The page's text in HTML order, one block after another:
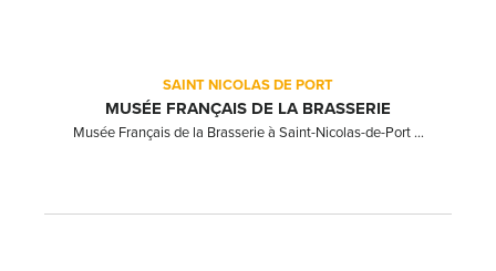
SAINT NICOLAS DE PORT
MUSÉE FRANÇAIS DE LA BRASSERIE
Musée Français de la Brasserie à Saint-Nicolas-de-Port ...